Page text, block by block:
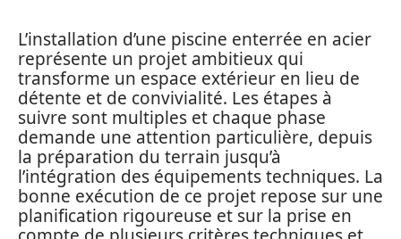
L’installation d’une piscine enterrée en acier
représente un projet ambitieux qui
transforme un espace extérieur en lieu de
détente et de convivialité. Les étapes à
suivre sont multiples et chaque phase
demande une attention particulière, depuis
la préparation du terrain jusqu’à
l’intégration des équipements techniques. La
bonne exécution de ce projet repose sur une
planification rigoureuse et sur la prise en